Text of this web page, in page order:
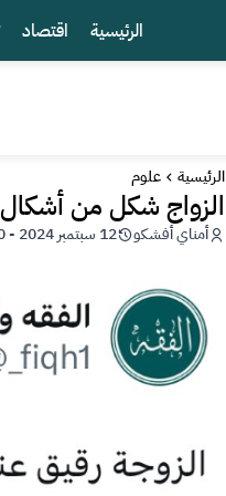
الرئيسية اقتصاد
الرئيسية علوم
الزواج شكل من أشكال
أمناي أفشكو 12 سبتمبر 2024 - 18:30